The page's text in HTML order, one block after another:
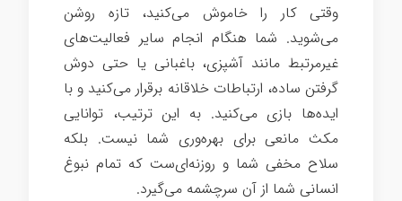
وقتی کار را خاموش می‌کنید، تازه روشن
می‌شوید. شما هنگام انجام سایر فعالیت‌های
غیرمرتبط مانند آشپزی، باغبانی یا حتی دوش
گرفتن ساده، ارتباطات خلاقانه برقرار می‌کنید و با
ایده‌ها بازی می‌کنید. به این ترتیب، توانایی
مکث مانعی برای بهره‌وری شما نیست. بلکه
سلاح مخفی شما و روزنه‌ای‌ست که تمام نبوغ
انسانی شما از آن سرچشمه می‌گیرد.